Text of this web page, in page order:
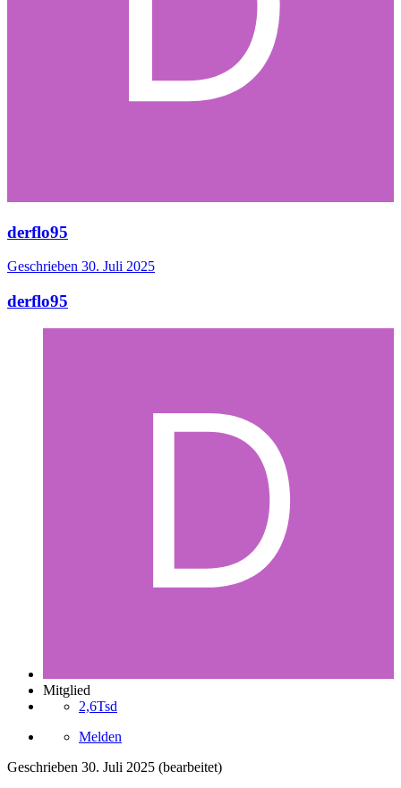
derflo95
Geschrieben 30. Juli 2025
derflo95
Mitglied
2,6Tsd
Melden
Geschrieben 30. Juli 2025 (bearbeitet)